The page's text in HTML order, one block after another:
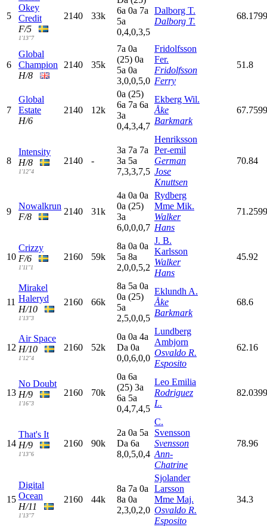
5
Okey
Credit
F/5
1'13"7
2140 33k
6a 0a 7a
5a
0,4,0,3,5
Dalborg T.
Dalborg T.
6
Global
Champion
H/8
2140 35k
7a 0a
(25) 0a
5a 0a
3,0,0,5,0
Fridolfsson
Fer.
Fridolfsson
Ferry
51.8
7
Global
Estate
H/6
2140 12k
0a (25)
6a 7a 6a
3a
0,4,3,4,7
Ekberg Wil.
Åke
Barkmark
8
Intensity
H/8
1'12"4
2140 -
3a 7a 7a
3a 5a
7,3,3,7,5
Henriksson
Per-emil
German
Jose
Knuttsen
70.84
9
Nowalkrun
F/8
2140 31k
4a 0a 0a
0a (25)
3a
6,0,0,0,7
Rydberg
Mme Mik.
Walker
Hans
10
Crizzy
F/6
1'11"1
2160 59k
8a 0a 0a
5a 8a
2,0,0,5,2
J. B.
Karlsson
Walker
Hans
45.92
11
Mirakel
Haleryd
H/10
1'13"3
2160 66k
8a 5a 0a
0a (25)
5a
2,5,0,0,5
Eklundh A.
Åke
Barkmark
68.6
12
Air Space
H/10
1'12"4
2160 52k
0a 0a 4a
Da 0a
0,0,6,0,0
Lundberg
Ambjorn
Osvaldo R.
Esposito
62.16
13
No Doubt
H/9
1'16"3
2160 70k
0a 6a
(25) 3a
6a 5a
0,4,7,4,5
Leo Emilia
Rodriguez
L.
14
That's It
H/9
1'13"6
2160 90k
2a 0a 5a
Da 6a
8,0,5,0,4
C.
Svensson
Svensson
Ann-
Chatrine
78.96
15
Digital
Ocean
H/11
1'13"7
2160 44k
8a 7a 0a
8a 0a
2,3,0,2,0
Sjolander
Larsson
Mme Maj.
Osvaldo R.
Esposito
34.3